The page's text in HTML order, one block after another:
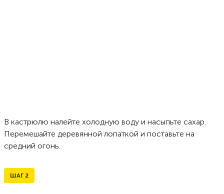
В кастрюлю налейте холодную воду и насыпьте сахар.
Перемешайте деревянной лопаткой и поставьте на
средний огонь.
ШАГ 2